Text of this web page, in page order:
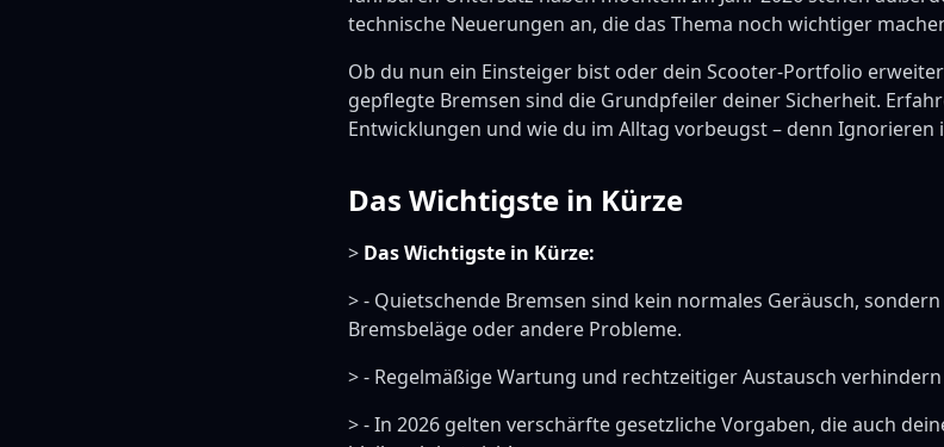
technische Neuerungen an, die das Thema noch wichtiger
Ob du nun ein Einsteiger bist oder dein Scooter-Portfolio
gepflegte Bremsen sind die Grundpfeiler deiner Sicherheit.
Entwicklungen und wie du im Alltag vorbeugst – denn Ignorieren
Das Wichtigste in Kürze
> Das Wichtigste in Kürze:
> - Quietschende Bremsen sind kein normales Geräusch,
Bremsbeläge oder andere Probleme.
> - Regelmäßige Wartung und rechtzeitiger Austausch
> - In 2026 gelten verschärfte gesetzliche Vorgaben, die auch